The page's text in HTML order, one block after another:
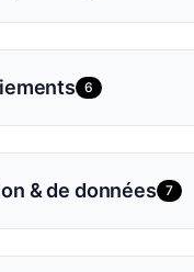
6
& de données 7